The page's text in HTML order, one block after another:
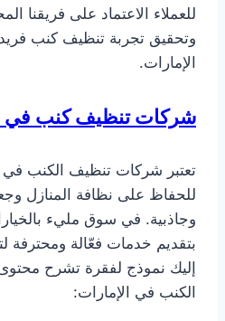
للعملاء الاعتماد على فريقنا
وتحقيق تجربة تنظيف كنب
الإمارات.
شركات تنظيف كنب في
تعتبر شركات تنظيف الكنب في
للحفاظ على نظافة المنازل
وجاذبية. في سوق مليء
بتقديم خدمات فعّالة ومحترفة
إليك نموذج لفقرة تشرح
الكنب في الإمارات: